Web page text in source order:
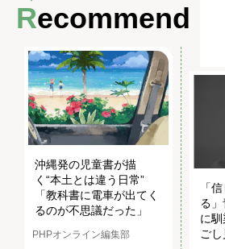
Recommend
沖縄発の児童書が描
く“本土とは違う日常”
「教科書に電車が出てく
るのが不思議だった」
PHPオンライン編集部
「
る
に
ご